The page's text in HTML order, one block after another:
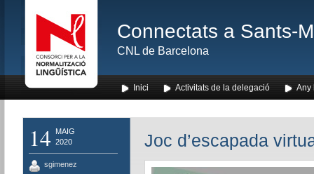
Connectats a Sants-
CNL de Barcelona
Inici Activitats de la delegació Any
14
MAIG
2020
sgimenez
Joc d’escapada